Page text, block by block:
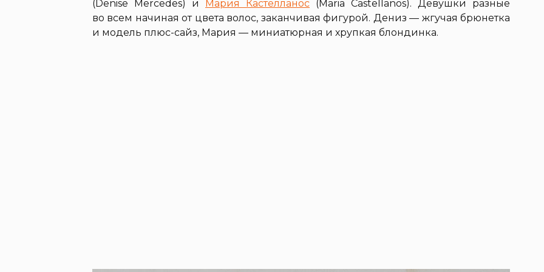
(Denise Mercedes) и Мария Кастелланос (Maria Castellanos). Девушки разные
во всем начиная от цвета волос, заканчивая фигурой. Дениз — жгучая брюнетка
и модель плюс-сайз, Мария — миниатюрная и хрупкая блондинка.